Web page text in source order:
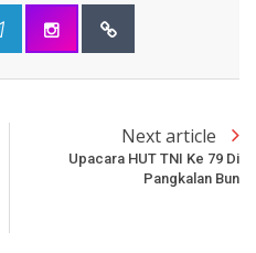
Next article
Upacara HUT TNI Ke 79 Di
Pangkalan Bun